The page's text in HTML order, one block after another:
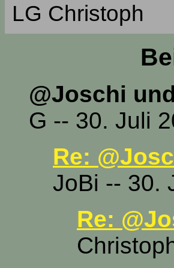
LG Christoph
@Joschi
G -- 30. Juli
Re:
JoBi -- 30.
Re: